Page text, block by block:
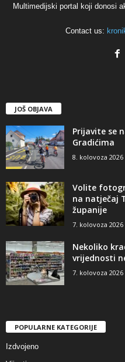
Multimedijski portal koji donosi
Contact us:
JOŠ OBJAVA
Prijavite se
Gradićima
8. kolovoza 2026
Volite
na natječaj
županije
7. kolovoza 2026
Nekoliko
vrijednosti
7. kolovoza 2026
POPULARNE KATEGORIJE
Izdvojeno